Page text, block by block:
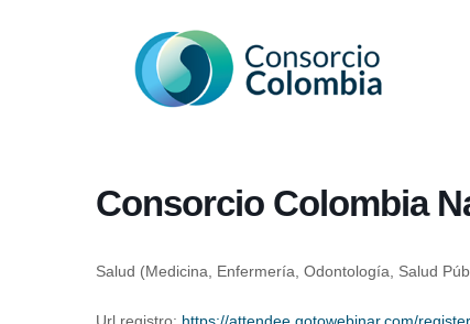
Consorcio Colombia
Salud (Medicina, Enfermería, Odontología, Salud